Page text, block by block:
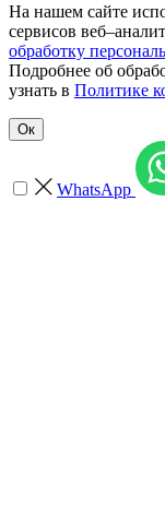
На нашем сайте
сервисов
обработку
Подробнее об
узнать в Политике
Ок
WhatsApp